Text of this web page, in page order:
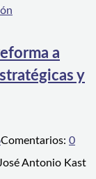
a
y
Comentarios: 0
Antonio Kast